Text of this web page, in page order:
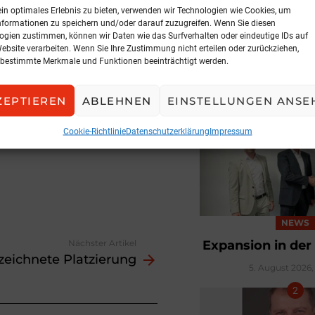
optimales Erlebnis zu bieten, verwenden wir Technologien wie Cookies, um
zu speichern und/oder darauf zuzugreifen. Wenn Sie diesen
zustimmen, können wir Daten wie das Surfverhalten oder eindeutige IDs auf
verarbeiten. Wenn Sie Ihre Zustimmung nicht erteilen oder zurückziehen,
Merkmale und Funktionen beeinträchtigt werden.
ABLEHNEN EINSTELLUNGEN
Cookie-RichtlinieDatenschutzerklärungImpressum
freifinanzierten
Teams erfolgen in
Österreich auf fünf
holen wir uns die
so
Zukäufe für 2025 und
Nächster Artikel
Platzierung
BELIEBTE
NEWS
Expansion in
5. August 2026,